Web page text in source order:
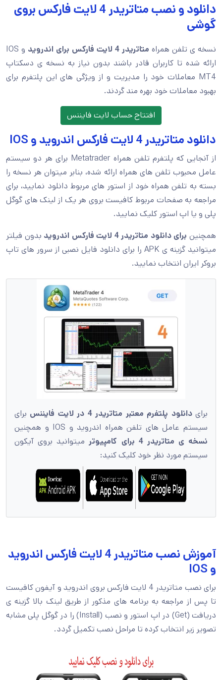
دانلود و نصب متاتریدر 4 لایت فارکس بروی
گوشی
نسخه ی تلفن همراه متاتریدر 4 لایت فارکس برای اندروید
و IOS
ارائه شده تا کاربران قادر باشند بدون نیاز به نسخه ی دسکتاپ
MT4 معاملات خود را مدیریت و از ویژگی های این پلتفرم برای
بهبود معاملات خود بهره مند گردند.
افتتاح حساب لایت فایننس
دانلود متاتریدر 4 لایت فارکس اندروید و IOS
از آنجایی که پلتفرم تلفن همراه Metatrader برای هر دو سیستم
عامل محبوب تلفن های همراه ارائه شده، بنابر میتوان هر نسخه را
بسته به تلفن همراه خود از استور های مربوط دانلود نمایید، برای
مراجعه به صفحات مربوط کافیست بروی هر یک از لینک های گوگل
پلی و یا اپ استور کلیک نمایید.
همچنین برایدانلود متاتریدر 4 لایت فارکس اندروید
بدون فیلتر
میتوانید گزینه ی APK را برای دانلود فایل نصبی از سرور های تاپ
بروکر ایران انتخاب نمایید.
برایدانلود پلتفرم معتبر متاتریدر 4 در لایت فایننس برای
سیستم عامل های تلفن همراه اندروید و IOS و همچنین
نسخه ی متاتریدر 4 برای کامپیوتر
میتوانید بروی آیکون
سیستم مورد نظر خود کلیک کنید:
آموزش نصب متاتریدر 4 لایت فارکس اندروید
و IOS
برای نصب متاتریدر 4 لایت فارکس بروی اندروید و آیفون کافیست
تا پس از مراجعه به برنامه های مذکور از طریق لینک بالا گزینه ی
دریافت (Get) در اپ استور و نصب (Install) را در گوگل پلی مشابه
تصویر زیر انتخاب کرده تا مراحل نصب تکمیل گردد.